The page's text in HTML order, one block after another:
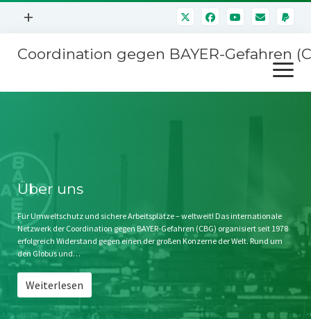
Menü
+
Mitmachen
Kontakt
Impressum
Störfälle
Coordination gegen BAYER-Gefahren
Menü
öffnen
Stichwort BAYER
Jahrestagung
SPENDEN
Über uns
Für Umweltschutz und sichere Arbeitsplätze – weltweit! Das internationale
Netzwerk der Coordination gegen BAYER-Gefahren (CBG) organisiert seit 1978
erfolgreich Widerstand gegen einen der großen Konzerne der Welt. Rund um
den Globus und…
Weiterlesen